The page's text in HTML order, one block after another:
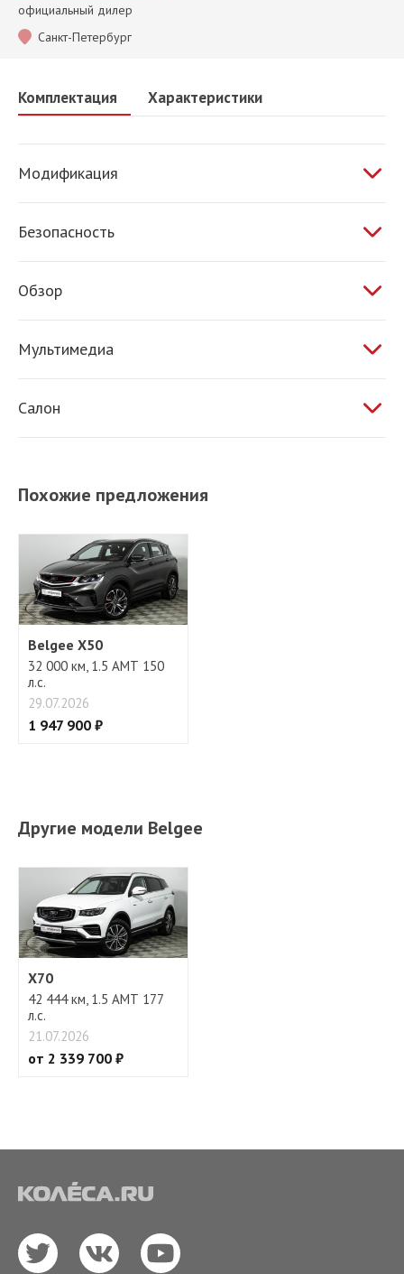
официальный дилер
Санкт-Петербург
Комплектация Характеристики
Модификация
Безопасность
ESP
Обзор
Мультимедиа
Салон
Похожие предложения
Belgee X50
32 000 км, 1.5 АМТ 150
л.с.
29.07.2026
1 947 900 ₽
Другие модели Belgee
X70
42 444 км, 1.5 АМТ 177
л.с.
21.07.2026
от 2 339 700 ₽